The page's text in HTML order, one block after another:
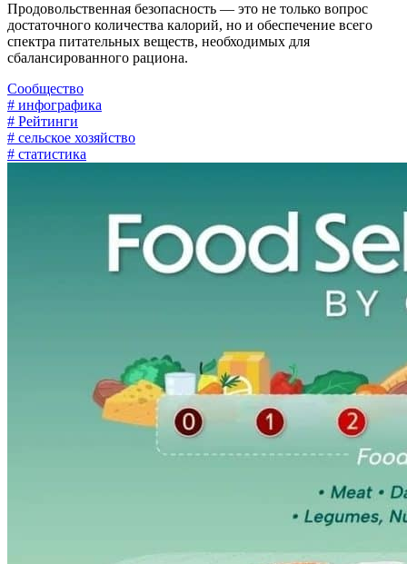
Продовольственная безопасность — это не только вопрос
достаточного количества калорий, но и обеспечение всего
спектра питательных веществ, необходимых для
сбалансированного рациона.
Сообщество
# инфографика
# Рейтинги
# сельское хозяйство
# статистика